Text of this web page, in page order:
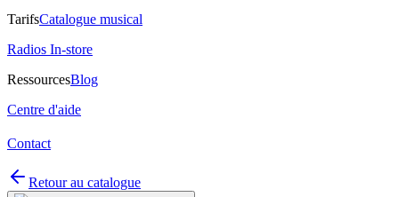
TarifsCatalogue musical
Radios In-store
RessourcesBlog
Centre d'aide
Contact
Retour au catalogue